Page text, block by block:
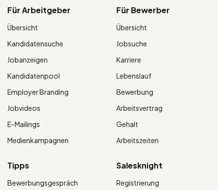
Für Arbeitgeber
Übersicht
Kandidatensuche
Jobanzeigen
Kandidatenpool
Employer Branding
Jobvideos
E-Mailings
Medienkampagnen
Für Bewerber
Übersicht
Jobsuche
Karriere
Lebenslauf
Bewerbung
Arbeitsvertrag
Gehalt
Arbeitszeiten
Tipps
Bewerbungsgespräch
Salesknight
Registrierung